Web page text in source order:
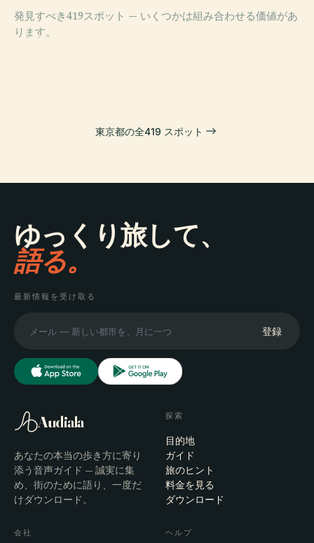
発見すべき419スポット — いくつかは組み合わせる価値があ
ります。
PLACE
PLACE
東京都の全419 スポット
ゆっくり旅して、
語る。
最新情報を受け取る
登録
Audiala
あなたの本当の歩き方に寄り
添う音声ガイド — 誠実に集
め、街のために語り、一度だ
けダウンロード。
探索
目的地
ガイド
旅のヒント
料金を見る
ダウンロード
会社 ヘルプ